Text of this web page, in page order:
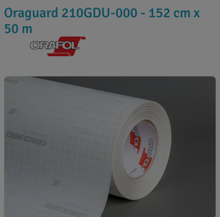
Oraguard 210GDU-000 - 152 cm x
50 m